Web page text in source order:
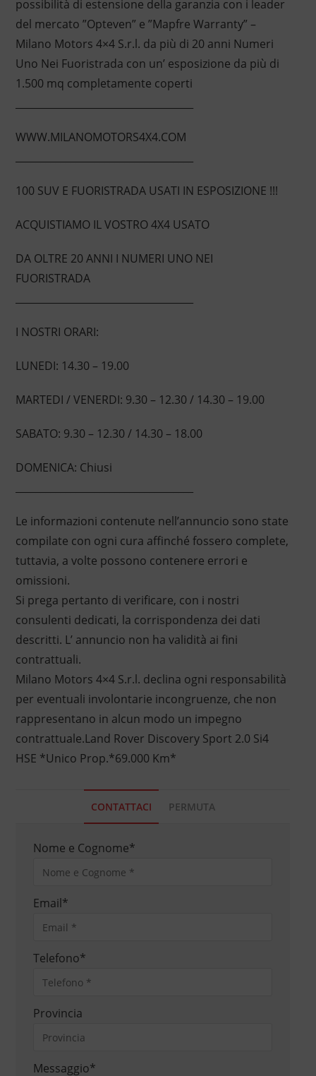
possibilità di estensione della garanzia con i leader
del mercato ”Opteven” e ”Mapfre Warranty” –
Milano Motors 4×4 S.r.l. da più di 20 anni Numeri
Uno Nei Fuoristrada con un’ esposizione da più di
1.500 mq completamente coperti
WWW.MILANOMOTORS4X4.COM
100 SUV E FUORISTRADA USATI IN ESPOSIZIONE !!!
ACQUISTIAMO IL VOSTRO 4X4 USATO
DA OLTRE 20 ANNI I NUMERI UNO NEI
FUORISTRADA
I NOSTRI ORARI:
LUNEDI: 14.30 – 19.00
MARTEDI / VENERDI: 9.30 – 12.30 / 14.30 – 19.00
SABATO: 9.30 – 12.30 / 14.30 – 18.00
DOMENICA: Chiusi
Le informazioni contenute nell’annuncio sono state
compilate con ogni cura affinché fossero complete,
tuttavia, a volte possono contenere errori e
omissioni.
Si prega pertanto di verificare, con i nostri
consulenti dedicati, la corrispondenza dei dati
descritti. L’ annuncio non ha validità ai fini
contrattuali.
Milano Motors 4×4 S.r.l. declina ogni responsabilità
per eventuali involontarie incongruenze, che non
rappresentano in alcun modo un impegno
contrattuale.Land Rover Discovery Sport 2.0 Si4
HSE *Unico Prop.*69.000 Km*
CONTATTACI PERMUTA
Nome e Cognome*
Email*
Telefono*
Provincia
Messaggio*